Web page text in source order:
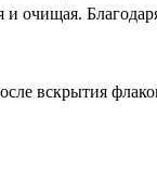
и очищая.
вскрытия